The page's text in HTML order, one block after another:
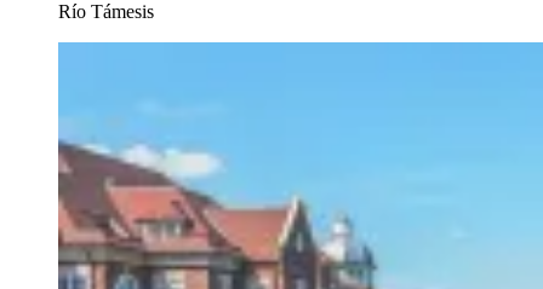
Río Támesis